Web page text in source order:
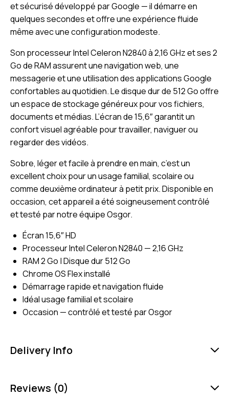
et sécurisé développé par Google — il démarre en
quelques secondes et offre une expérience fluide
même avec une configuration modeste.
Son processeur Intel Celeron N2840 à 2,16 GHz et ses 2
Go de RAM assurent une navigation web, une
messagerie et une utilisation des applications Google
confortables au quotidien. Le disque dur de 512 Go offre
un espace de stockage généreux pour vos fichiers,
documents et médias. L’écran de 15,6″ garantit un
confort visuel agréable pour travailler, naviguer ou
regarder des vidéos.
Sobre, léger et facile à prendre en main, c’est un
excellent choix pour un usage familial, scolaire ou
comme deuxième ordinateur à petit prix. Disponible en
occasion, cet appareil a été soigneusement contrôlé
et testé par notre équipe Osgor.
Écran 15,6″ HD
Processeur Intel Celeron N2840 — 2,16 GHz
RAM 2 Go | Disque dur 512 Go
Chrome OS Flex installé
Démarrage rapide et navigation fluide
Idéal usage familial et scolaire
Occasion — contrôlé et testé par Osgor
Delivery Info
Reviews (0)